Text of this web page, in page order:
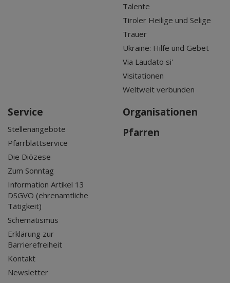
Talente
Tiroler Heilige und Selige
Trauer
Ukraine: Hilfe und Gebet
Via Laudato si'
Visitationen
Weltweit verbunden
Service
Stellenangebote
Pfarrblattservice
Die Diözese
Zum Sonntag
Information Artikel 13
DSGVO (ehrenamtliche
Tätigkeit)
Schematismus
Erklärung zur
Barrierefreiheit
Kontakt
Newsletter
Organisationen
Pfarren